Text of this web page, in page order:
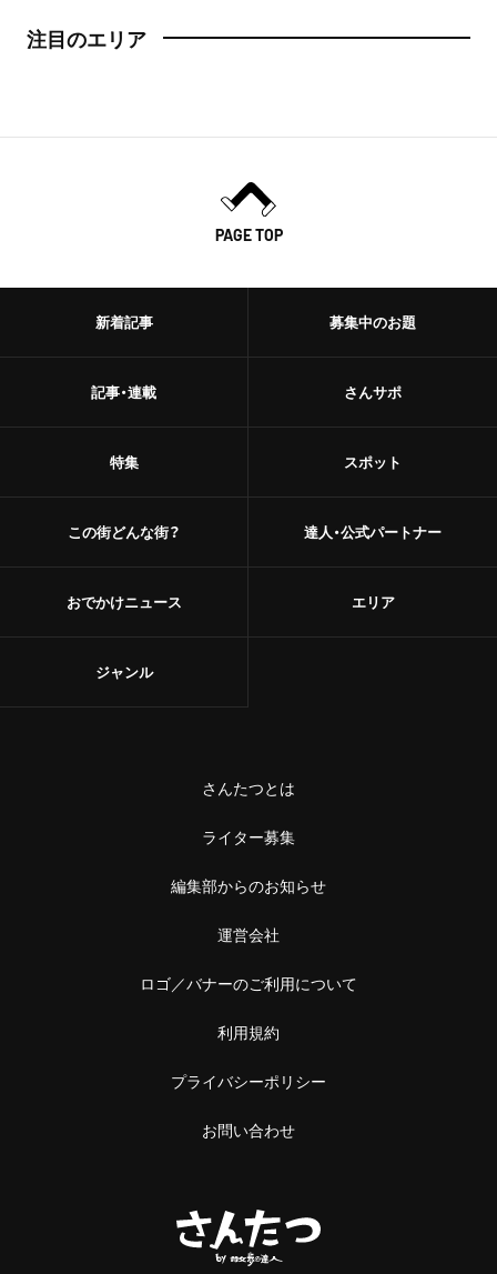
注目のエリア
PAGE TOP
新着記事
記事・連載
特集
この街どんな街？
おでかけニュース
募集中のお題
さんサポ
スポット
達人・公式パートナー
エリア
ジャンル
さんたつとは
ライター募集
編集部からのお知らせ
運営会社
ロゴ／バナーのご利用について
利用規約
プライバシーポリシー
お問い合わせ